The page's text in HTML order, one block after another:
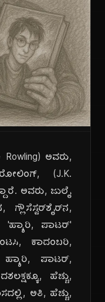
ಅವರು,
(J.K.
ಅವರು, ಜುಲೈ
ಗ್ಲೌಸೆಸ್ಟರ್‌ಶೈರ್‌ನ,
'ಹ್ಯಾರಿ, ಪಾಟರ್'
ಕಾದಂಬರಿ,
ಪಾಟರ್,
ಹೆಚ್ಚು,
ಅತಿ, ಹೆಚ್ಚು,